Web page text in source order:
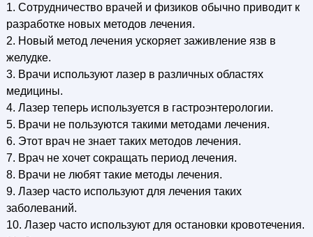
1. Сотрудничество врачей и физиков обычно приводит к
разработке новых методов лечения.
2. Новый метод лечения ускоряет заживление язв в
желудке.
3. Врачи используют лазер в различных областях
медицины.
4. Лазер теперь используется в гастроэнтерологии.
5. Врачи не пользуются такими методами лечения.
6. Этот врач не знает таких методов лечения.
7. Врач не хочет сокращать период лечения.
8. Врачи не любят такие методы лечения.
9. Лазер часто используют для лечения таких
заболеваний.
10. Лазер часто используют для остановки кровотечения.